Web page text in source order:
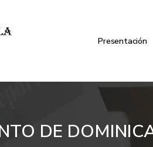
Presentación
DE